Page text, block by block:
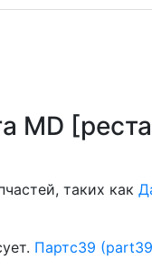
MD
таких как
Партс39